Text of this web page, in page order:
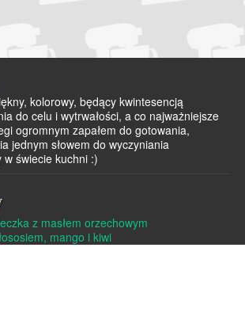
kolorowy, będący kwintesencją
do celu i wytrwałości, a co najważniejsze
ogromnym zapałem do gotowania,
jednym słowem do wyczyniania
świecie kuchni :)
z masłem orzechowym
mango i kiwi